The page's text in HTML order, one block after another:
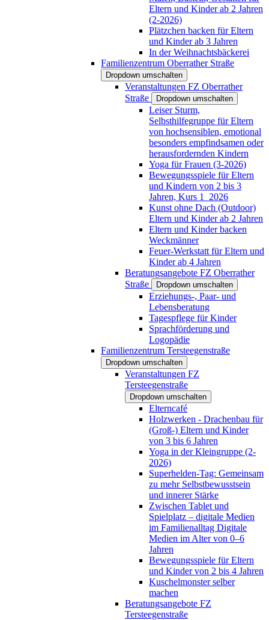
Eltern und Kinder ab 2 Jahren
(2-2026)
Plätzchen backen für Eltern
und Kinder ab 3 Jahren
In der Weihnachtsbäckerei
Familienzentrum Oberrather Straße
Dropdown umschalten
Veranstaltungen FZ Oberrather
Straße
Dropdown umschalten
Leiser Sturm,
Selbsthilfegruppe für Eltern
von hochsensiblen, emotional
besonders empfindsamen oder
herausfordernden Kindern
Yoga für Frauen (3-2026)
Bewegungsspiele für Eltern
und Kindern von 2 bis 3
Jahren, Kurs 1_2026
Kunst ohne Dach (Outdoor)
Eltern und Kinder ab 2 Jahren
Eltern und Kinder backen
Weckmänner
Feuer-Werkstatt für Eltern und
Kinder ab 4 Jahren
Beratungsangebote FZ Oberrather
Straße
Dropdown umschalten
Erziehungs-, Paar- und
Lebensberatung
Tagespflege für Kinder
Sprachförderung und
Logopädie
Familienzentrum Tersteegenstraße
Dropdown umschalten
Veranstaltungen FZ
Tersteegenstraße
Dropdown umschalten
Elterncafé
Holzwerken - Drachenbau für
(Groß-) Eltern und Kinder
von 3 bis 6 Jahren
Yoga in der Kleingruppe (2-
2026)
Superhelden-Tag: Gemeinsam
zu mehr Selbstbewusstsein
und innerer Stärke
Zwischen Tablet und
Spielplatz – digitale Medien
im Familienalltag Digitale
Medien im Alter von 0–6
Jahren
Bewegungsspiele für Eltern
und Kinder von 2 bis 4 Jahren
Kuschelmonster selber
machen
Beratungsangebote FZ
Tersteegenstraße